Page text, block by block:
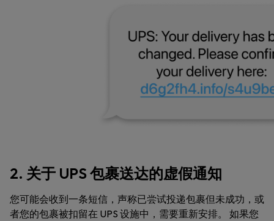
2. 关于 UPS 包裹送达的虚假通知
您可能会收到一条短信，声称已尝试投递包裹但未成功，或
者您的包裹被扣留在 UPS 设施中，需要重新安排。 如果您